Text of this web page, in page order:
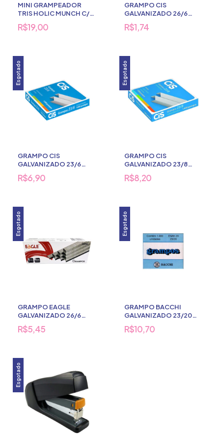
MINI GRAMPEADOR
TRIS HOLIC MUNCH C/
CHAVEIRO
R$19,00
GRAMPO CIS
GALVANIZADO 26/6
1000 UNDS
R$1,74
Esgotado
GRAMPO CIS
GALVANIZADO 23/6
1000 UNDS
R$6,90
Esgotado
GRAMPO CIS
GALVANIZADO 23/8
1000 UNDS
R$8,20
Esgotado
GRAMPO EAGLE
GALVANIZADO 26/6
5000 UNDS
R$5,45
Esgotado
GRAMPO BACCHI
GALVANIZADO 23/20
1000 UNDS
R$10,70
Esgotado